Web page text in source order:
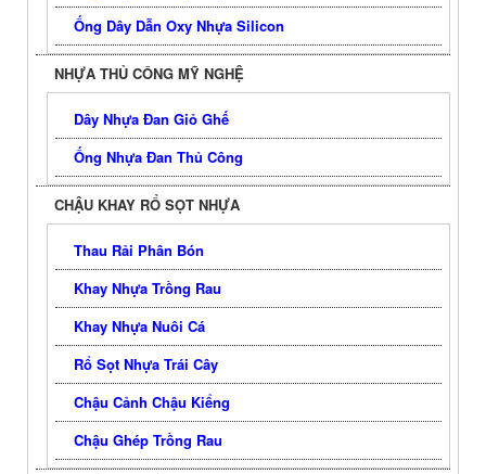
Ống Dây Dẫn Oxy Nhựa Silicon
NHỰA THỦ CÔNG MỸ NGHỆ
Dây Nhựa Đan Giỏ Ghế
Ống Nhựa Đan Thủ Công
CHẬU KHAY RỔ SỌT NHỰA
Thau Rải Phân Bón
Khay Nhựa Trồng Rau
Khay Nhựa Nuôi Cá
Rổ Sọt Nhựa Trái Cây
Chậu Cảnh Chậu Kiểng
Chậu Ghép Trồng Rau